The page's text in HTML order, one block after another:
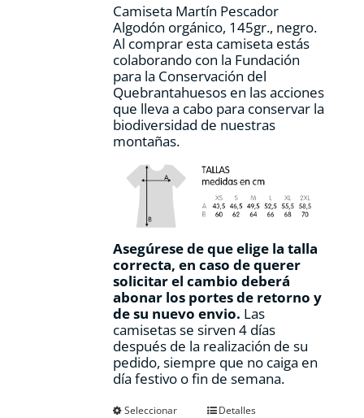
de
producto
Camiseta Martín Pescador
Algodón orgánico, 145gr., negro.
Al comprar esta camiseta estás
colaborando con la Fundación
para la Conservación del
Quebrantahuesos en las acciones
que lleva a cabo para conservar la
biodiversidad de nuestras
montañas.
Asegúrese de que elige la talla
correcta, en caso de querer
solicitar el cambio deberá
abonar los portes de retorno y
de su nuevo envio. Las
camisetas se sirven 4 días
después de la realización de su
pedido, siempre que no caiga en
día festivo o fin de semana.
Seleccionar
EsteDetalles